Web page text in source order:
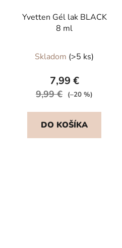
Yvetten Gél lak BLACK
8 ml
hodnotenie
produktu
je
5
Skladom (>5 ks)
7,99 €
9,99 € (–20 %)
DO KOŠÍKA